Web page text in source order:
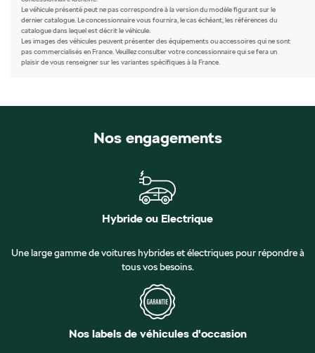
Le véhicule présenté peut ne pas correspondre à la version du modèle figurant sur le
dernier catalogue. Le concessionnaire vous fournira, le cas échéant, les références du
catalogue dans lequel est décrit le véhicule.
Les images des véhicules peuvent présenter des équipements ou accessoires qui ne sont
pas commercialisés en France. Veuillez consulter votre concessionnaire qui se fera un
plaisir de vous renseigner sur les variantes spécifiques à la France.
Nos engagements
Hybride ou Electrique
Une large gamme de voitures hybrides et électriques pour répondre à
tous vos besoins.
Nos labels de véhicules d'occasion